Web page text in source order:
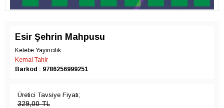
Esir Şehrin Mahpusu
Ketebe Yayıncılık
Kemal Tahir
Barkod : 9786256999251
Üretici Tavsiye Fiyatı;
329,00TL